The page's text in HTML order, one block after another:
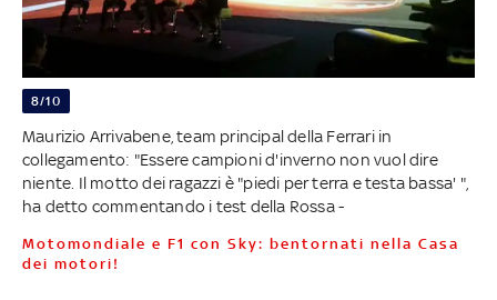
8/10
Maurizio Arrivabene, team principal della Ferrari in
collegamento: "Essere campioni d'inverno non vuol dire
niente. Il motto dei ragazzi è "piedi per terra e testa bassa' ",
ha detto commentando i test della Rossa -
Motomondiale e F1 con Sky: bentornati nella Casa
dei motori!